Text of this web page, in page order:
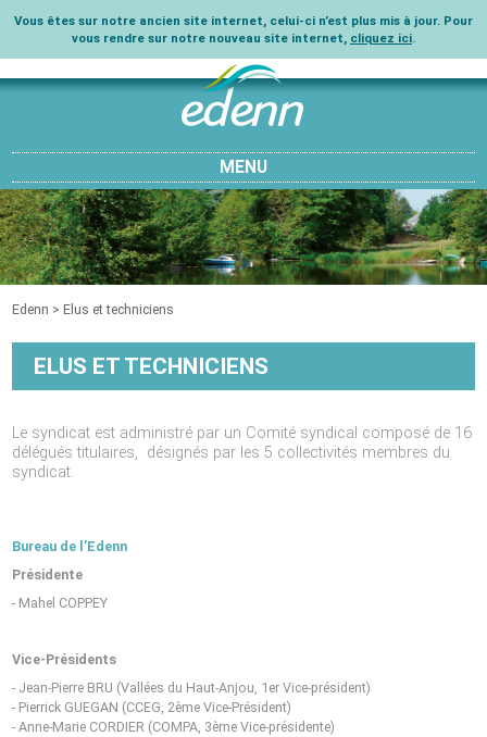
Vous êtes sur notre ancien site internet, celui-ci n’est plus mis à jour. Pour
vous rendre sur notre nouveau site internet, cliquez ici.
MENU
Edenn >Elus et techniciens
ELUS ET TECHNICIENS
Le syndicat est administré par un Comité syndical composé de 16
délégués titulaires, désignés par les 5 collectivités membres du
syndicat.
Bureau de l’Edenn
Présidente
Mahel COPPEY
Vice-Présidents
Jean-Pierre BRU (Vallées du Haut-Anjou, 1er Vice-président)
Pierrick GUEGAN (CCEG, 2ème Vice-Président)
Anne-Marie CORDIER (COMPA, 3ème Vice-présidente)